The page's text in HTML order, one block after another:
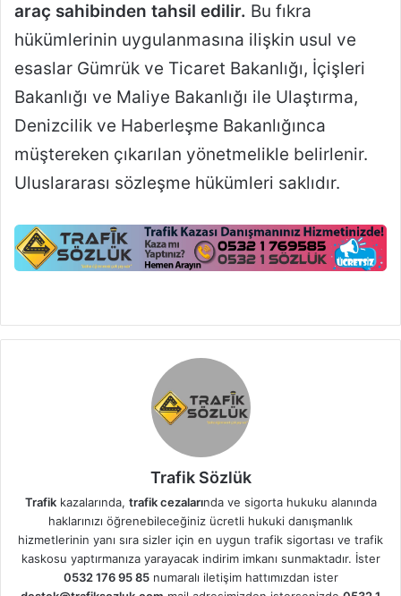
araç sahibinden tahsil edilir. Bu fıkra
hükümlerinin uygulanmasına ilişkin usul ve
esaslar Gümrük ve Ticaret Bakanlığı, İçişleri
Bakanlığı ve Maliye Bakanlığı ile Ulaştırma,
Denizcilik ve Haberleşme Bakanlığınca
müştereken çıkarılan yönetmelikle belirlenir.
Uluslararası sözleşme hükümleri saklıdır.
Trafik Sözlük
Trafikkazalarında, trafik cezalarında ve sigorta hukuku alanında
haklarınızı öğrenebileceğiniz ücretli hukuki danışmanlık
hizmetlerinin yanı sıra sizler için en uygun trafik sigortası ve trafik
kaskosu yaptırmanıza yarayacak indirim imkanı sunmaktadır. İster
0532 176 95 85numaralı iletişim hattımızdan ister